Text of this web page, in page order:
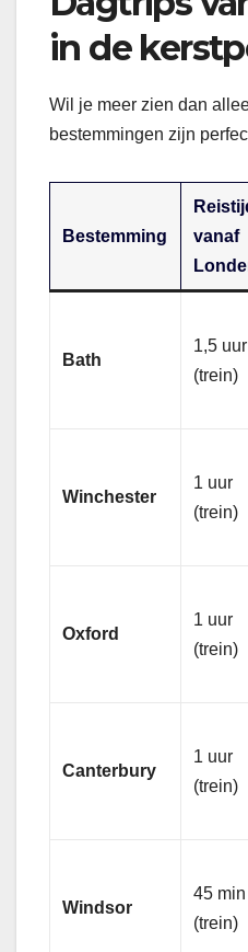
in de
Wil je meer zien dan
bestemmingen zijn
Bestemming
vanaf
Bath
1,5 uur
(trein)
Winchester
1 uur
(trein)
Oxford
1 uur
(trein)
Canterbury
1 uur
(trein)
Windsor
45 min
(trein)